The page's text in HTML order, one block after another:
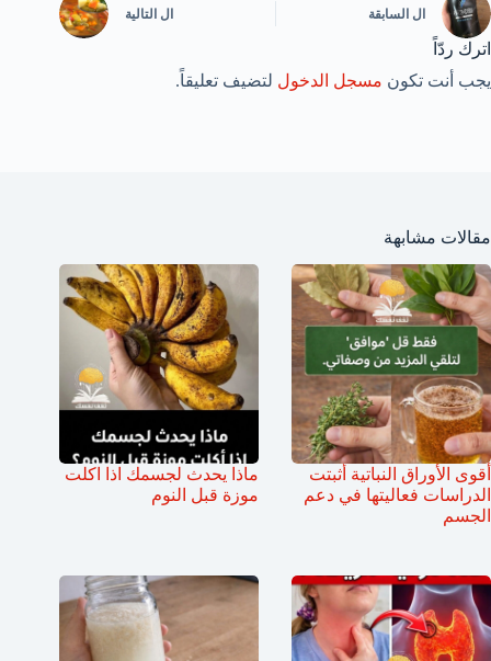
ال السابقة ال التالية
اترك ردّاً
يجب أنت تكون مسجل الدخول لتضيف تعليقاً.
مقالات مشابهة
أقوى الأوراق النباتية أثبتت
الدراسات فعاليتها في دعم
الجسم
ماذا يحدث لجسمك اذا اكلت
موزة قبل النوم